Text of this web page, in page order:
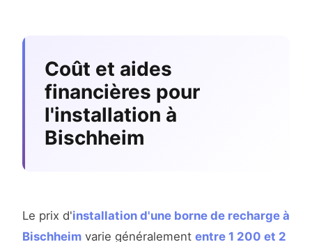
Coût et aides
financières pour
l'installation à
Bischheim
Le prix d'installation d'une borne de recharge à
Bischheim varie généralement entre 1 200 et 2